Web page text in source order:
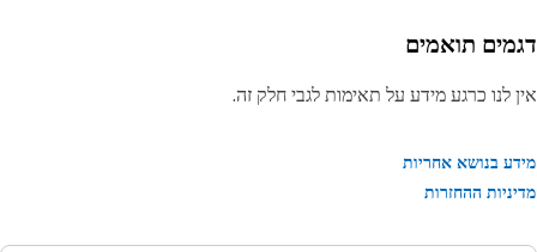
תואמים
לנו כרגע מידע על תאימות לגבי חלק זה.
בנושא אחריות
ההחזרות